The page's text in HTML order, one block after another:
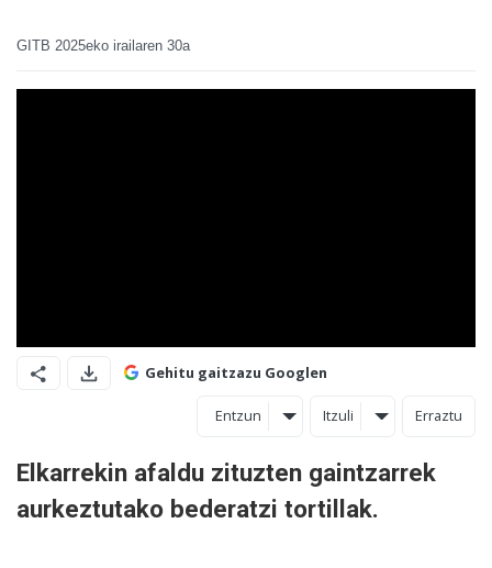
GITB 2025eko irailaren 30a
Gehitu gaitzazu Googlen
Entzun Itzuli Erraztu
Elkarrekin afaldu zituzten gaintzarrek
aurkeztutako bederatzi tortillak.